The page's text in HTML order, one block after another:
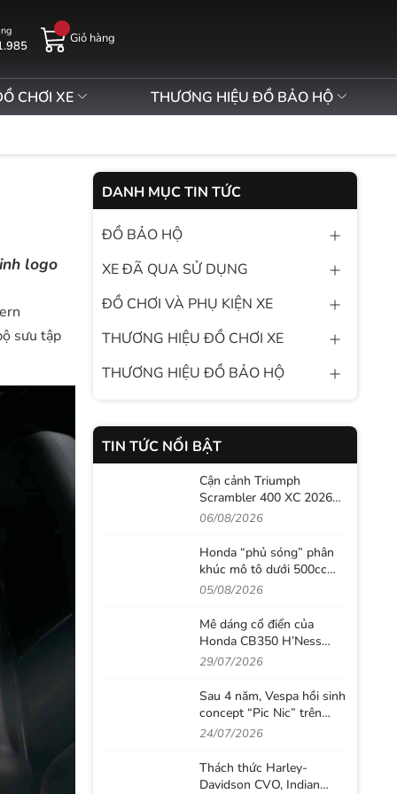
Giỏ hàng
CHƠI XE THƯƠNG HIỆU ĐỒ BẢO HỘ
logo
sưu tập
DANH MỤC TIN TỨC
ĐỒ BẢO HỘ
XE ĐÃ QUA SỬ DỤNG
ĐỒ CHƠI VÀ PHỤ KIỆN XE
THƯƠNG HIỆU ĐỒ CHƠI XE
THƯƠNG HIỆU ĐỒ BẢO HỘ
TIN TỨC NỔI BẬT
Cận cảnh Triumph
Scrambler 400 XC 2026
vừa cập bến Việt Nam,
lưu cùng mức giá dễ tiếp
cận
06/08/2026
Honda “phủ sóng” phân
khúc mô tô dưới 500cc
trong tháng 7/2026 với
05/08/2026
Mê dáng cổ điển của
Honda CB350 H’Ness
nhưng muốn máy khỏe
lời giải với CB500 mới
29/07/2026
Sau 4 năm, Vespa hồi sinh
concept “Pic Nic” trên
Primavera, lần này bắt tay
trang Gigi
24/07/2026
Thách thức Harley-
Davidson CVO, Indian